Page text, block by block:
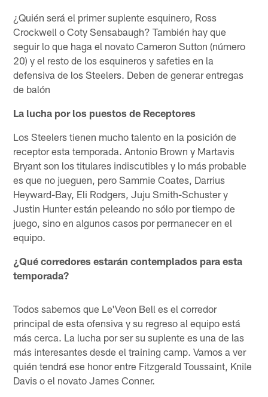
¿Quién será el primer suplente esquinero, Ross
Crockwell o Coty Sensabaugh? También hay que
seguir lo que haga el novato Cameron Sutton (número
20) y el resto de los esquineros y safeties en la
defensiva de los Steelers. Deben de generar entregas
de balón
La lucha por los puestos de Receptores
Los Steelers tienen mucho talento en la posición de
receptor esta temporada. Antonio Brown y Martavis
Bryant son los titulares indiscutibles y lo más probable
es que no jueguen, pero Sammie Coates, Darrius
Heyward-Bay, Eli Rodgers, Juju Smith-Schuster y
Justin Hunter están peleando no sólo por tiempo de
juego, sino en algunos casos por permanecer en el
equipo.
¿Qué corredores estarán contemplados para esta
temporada?
Todos sabemos que Le'Veon Bell es el corredor
principal de esta ofensiva y su regreso al equipo está
más cerca. La lucha por ser su suplente es una de las
más interesantes desde el training camp. Vamos a ver
quién tendrá ese honor entre Fitzgerald Toussaint, Knile
Davis o el novato James Conner.